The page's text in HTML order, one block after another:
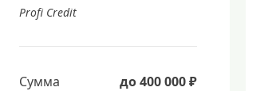
Profi Credit
Сумма
до 400 000 ₽